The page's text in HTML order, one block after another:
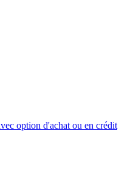
option d'achat ou en crédit